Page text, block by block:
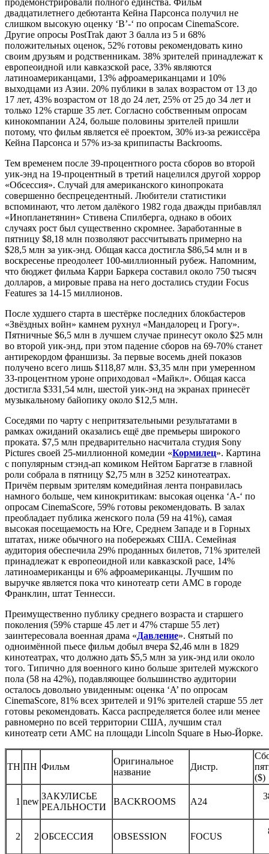
двадцатилетнего дебютанта Кейна Парсонса получил не
слишком высокую оценку ‘B’-‘ по опросам CinemaScore.
Другие опросы PostTrak дают 3 балла из 5 и 68%
положительных оценок, 52% готовы рекомендовать кино
своим друзьям и родственникам. 38% зрителей принадлежат к
европеоидной или кавказской расе, 33% являются
латиноамериканцами, 13% афроамериканцами и 10%
выходцами из Азии. 20% публики в залах возрастом от 13 до
17 лет, 43% возрастом от 18 до 24 лет, 25% от 25 до 34 лет и
только 12% старше 35 лет. Согласно собственным опросам
кинокомпании A24, больше половины зрителей пришли
потому, что фильм является её проектом, 30% из-за режиссёра
Кейна Парсонса и 57% из-за крипипасты Backrooms.
Тем временем после 39-процентного роста сборов во второй
уик-энд на 19-процентный в третий нацелился другой хоррор
«Обсессия». Случай для американского кинопроката
совершенно беспрецедентный. Любители статистики
вспоминают, что летом далёкого 1982 года дважды прибавлял
«Инопланетянин» Стивена Спилберга, однако в обоих
случаях рост был существенно скромнее. Заработанные в
пятницу $8,18 млн позволяют рассчитывать примерно на
$28,5 млн за уик-энд. Общая касса достигла $86,54 млн и в
воскресенье преодолеет 100-миллионный рубеж. Напомним,
что бюджет фильма Карри Баркера составил около 750 тысяч
долларов, а мировые права на него достались студии Focus
Features за 14-15 миллионов.
После худшего старта в шестёрке последних блокбастеров
«Звёздных войн» камнем рухнул «Мандалорец и Грогу».
Пятничные $6,5 млн в лучшем случае принесут около $25 млн
во второй уик-энд, при этом падение сборов на 69-70% станет
антирекордом франшизы. За первые восемь дней показов
получено всего лишь $118,87 млн. $3,35 млн при умеренном
33-процентном уроне оприходовал «Майкл». Общая касса
достигла $331,54 млн, шестой уик-энд на экранах принесёт
музыкальному байопику около $12,5 млн.
Соседями по чарту с непритязательными результатами в
рамках ожиданий оказались ещё две премьеры широкого
проката. $7,5 млн предварительно насчитала студия Sony
Pictures своей 25-миллионной комедии «Кормилец». Картина
с популярным стэнд-ап комиком Нейтом Баргатзе в главной
роли собрала в пятницу $2,75 млн в 3252 кинотеатрах.
Причём первым зрителям комедийная лента понравилась
намного больше, чем кинокритикам: высокая оценка ‘A-‘ по
опросам CinemaScore, 59% готовы рекомендовать. В залах
преобладает публика женского пола (59 на 41%), самая
высокая посещаемость на Юге, Среднем Западе и в Горных
штатах, ниже обычного на побережьях США. Семейная
аудитория обеспечила 29% проданных билетов, 71% зрителей
принадлежат к европеоидной или кавказской расе, 14%
латиноамериканцы и 6% афроамериканцы. Лучшим по
выручке является пока что кинотеатр сети AMC в городе
Франклин, штат Теннесси.
Преимущественно публику среднего возраста и старшего
поколения (59% старше 45 лет и 47% старше 55 лет)
заинтересовала военная драма «Давление». Снятый по
одноимённой пьесе фильм добыл вчера $2,46 млн в 1829
кинотеатрах, что должно дать $5,5 млн за уик-энд или около
того. Типично для военного кино больше зрителей мужского
пола (58 на 42%), подавляющее большинство аудитории
осталось довольно увиденным: оценка ‘A’ по опросам
CinemaScore, 81% всех зрителей и 91% зрителей старше 55 лет
готовы рекомендовать. Касса распределяется более или менее
равномерно по всей территории США, лучшим стал
кинотеатр сети AMC на площади Lincoln Square в Нью-Йорке.
ТН ПН Фильм
Оригинальное
название
Дистр.
($)
1 new
ЗАКУЛИСЬЕ
РЕАЛЬНОСТИ
BACKROOMS A24
2 2 ОБСЕССИЯ OBSESSION FOCUS